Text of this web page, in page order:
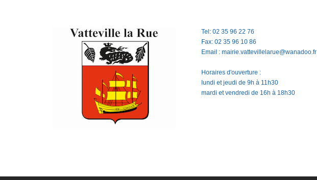
Tel: 02 35 96 22 76
Fax: 02 35 96 10 86
Email : mairie.vattevillelarue@wanadoo.fr
Horaires d'ouverture :
lundi et jeudi de 9h à 11h30
mardi et vendredi de 16h à 18h30